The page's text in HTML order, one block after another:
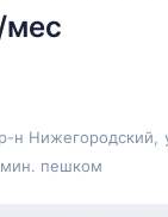
р-н Нижегородский
мин. пешком